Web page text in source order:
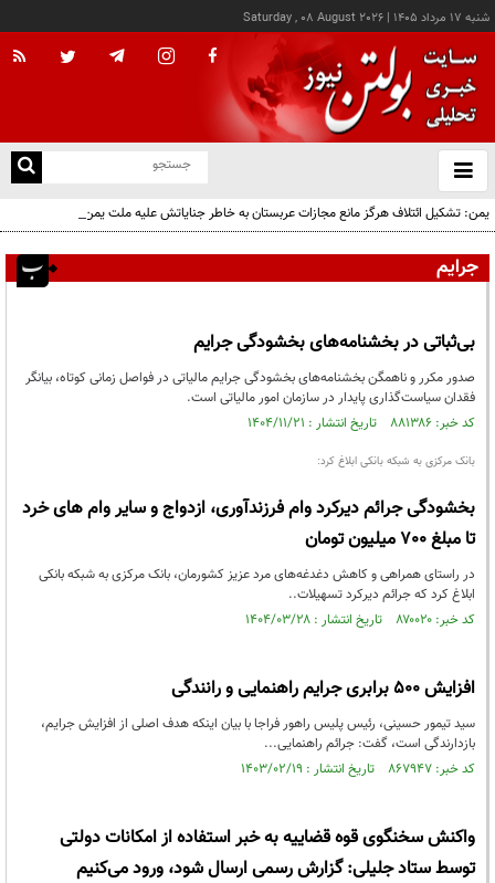
شنبه ۱۷ مرداد ۱۴۰۵ |
Saturday , 08 August 2026
باز
و
یمن: تشکیل ائتلاف هرگز مانع مجازات عربستان به خاطر جنایاتش علیه ملت یمن نخواهد شد
جرایم
بی‌ثباتی در بخشنامه‌های بخشودگی جرایم
صدور مکرر و ناهمگن بخشنامه‌های بخشودگی جرایم مالیاتی در فواصل زمانی کوتاه، بیانگر
فقدان سیاست‌گذاری پایدار در سازمان امور مالیاتی است.
کد خبر: ۸۸۱۳۸۶ تاریخ انتشار : ۱۴۰۴/۱۱/۲۱
بانک مرکزی به شبکه بانکی ابلاغ کرد:
بخشودگی جرائم دیرکرد وام فرزندآوری، ازدواج و سایر وام های خرد
تا مبلغ 700 میلیون تومان
در راستای همراهی و کاهش دغدغه‌های مرد عزیز کشورمان، بانک مرکزی به شبکه بانکی
ابلاغ کرد که جرائم دیرکرد تسهیلات..
کد خبر: ۸۷۰۰۲۰ تاریخ انتشار : ۱۴۰۴/۰۳/۲۸
افزایش ۵۰۰ برابری جرایم راهنمایی و رانندگی
سید تیمور حسینی، رئیس پلیس راهور فراجا با بیان اینکه هدف اصلی از افزایش جرایم،
بازدارندگی است، گفت: جرائم راهنمایی...
کد خبر: ۸۶۷۹۴۷ تاریخ انتشار : ۱۴۰۳/۰۲/۱۹
واکنش سخنگوی قوه قضاییه به خبر استفاده از امکانات دولتی
توسط ستاد جلیلی: گزارش رسمی ارسال شود، ورود می‌کنیم